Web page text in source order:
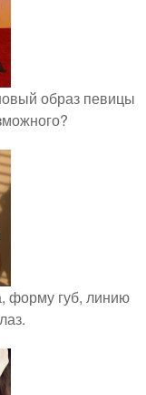
образ певицы
форму губ, линию